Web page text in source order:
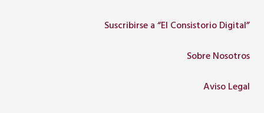
Suscribirse a “El Consistorio Digital”
Sobre Nosotros
Aviso Legal